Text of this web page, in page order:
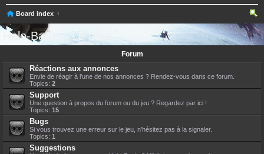
Board index
ear
ch
Halo-Battle - Le Jeu
Forum
Réactions aux annonces
Envie de réagir à l'une de nos annonces ? Rendez-vous dans ce forum.
Topics: 2
Support
Une question à propos du forum ou du jeu ? Regardez par ici !
Topics: 15
Bugs
Si vous trouvez une erreur sur le jeu, n'hésitez pas à la signaler.
Topics: 1
Suggestions